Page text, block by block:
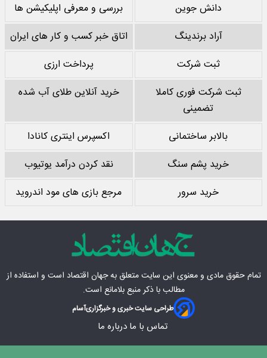
دانش جوین
بررسی و معرفی اپلیکیشن ها
آراد برندینگ
اتاق خبر کسب و کار های ایران
ثبت شرکت
پرداخت ارزی
ثبت شرکت فوری کاملا
تضمینی
خرید آنلاین طلای آب شده
بالابر ساختمانی
اکسپرس اینتری کانادا
خرید پشم سنگ
نقد کردن درآمد یوتیوب
خرید سرور
مرجع بازی های مود اندروید
تمام حقوق مادی‌ و معنوی این سایت متعلق بهجهان اقتصاد است و استفاده از
مطالب با ذکر منبع بلامانع است.
طراحی سایت خبری و خبرگزاریآسام
تماس با ما درباره ما